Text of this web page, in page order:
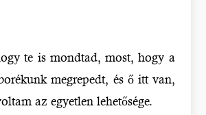
te is mondtad, most, hogy a
megrepedt, és ő itt van,
az egyetlen lehetősége.